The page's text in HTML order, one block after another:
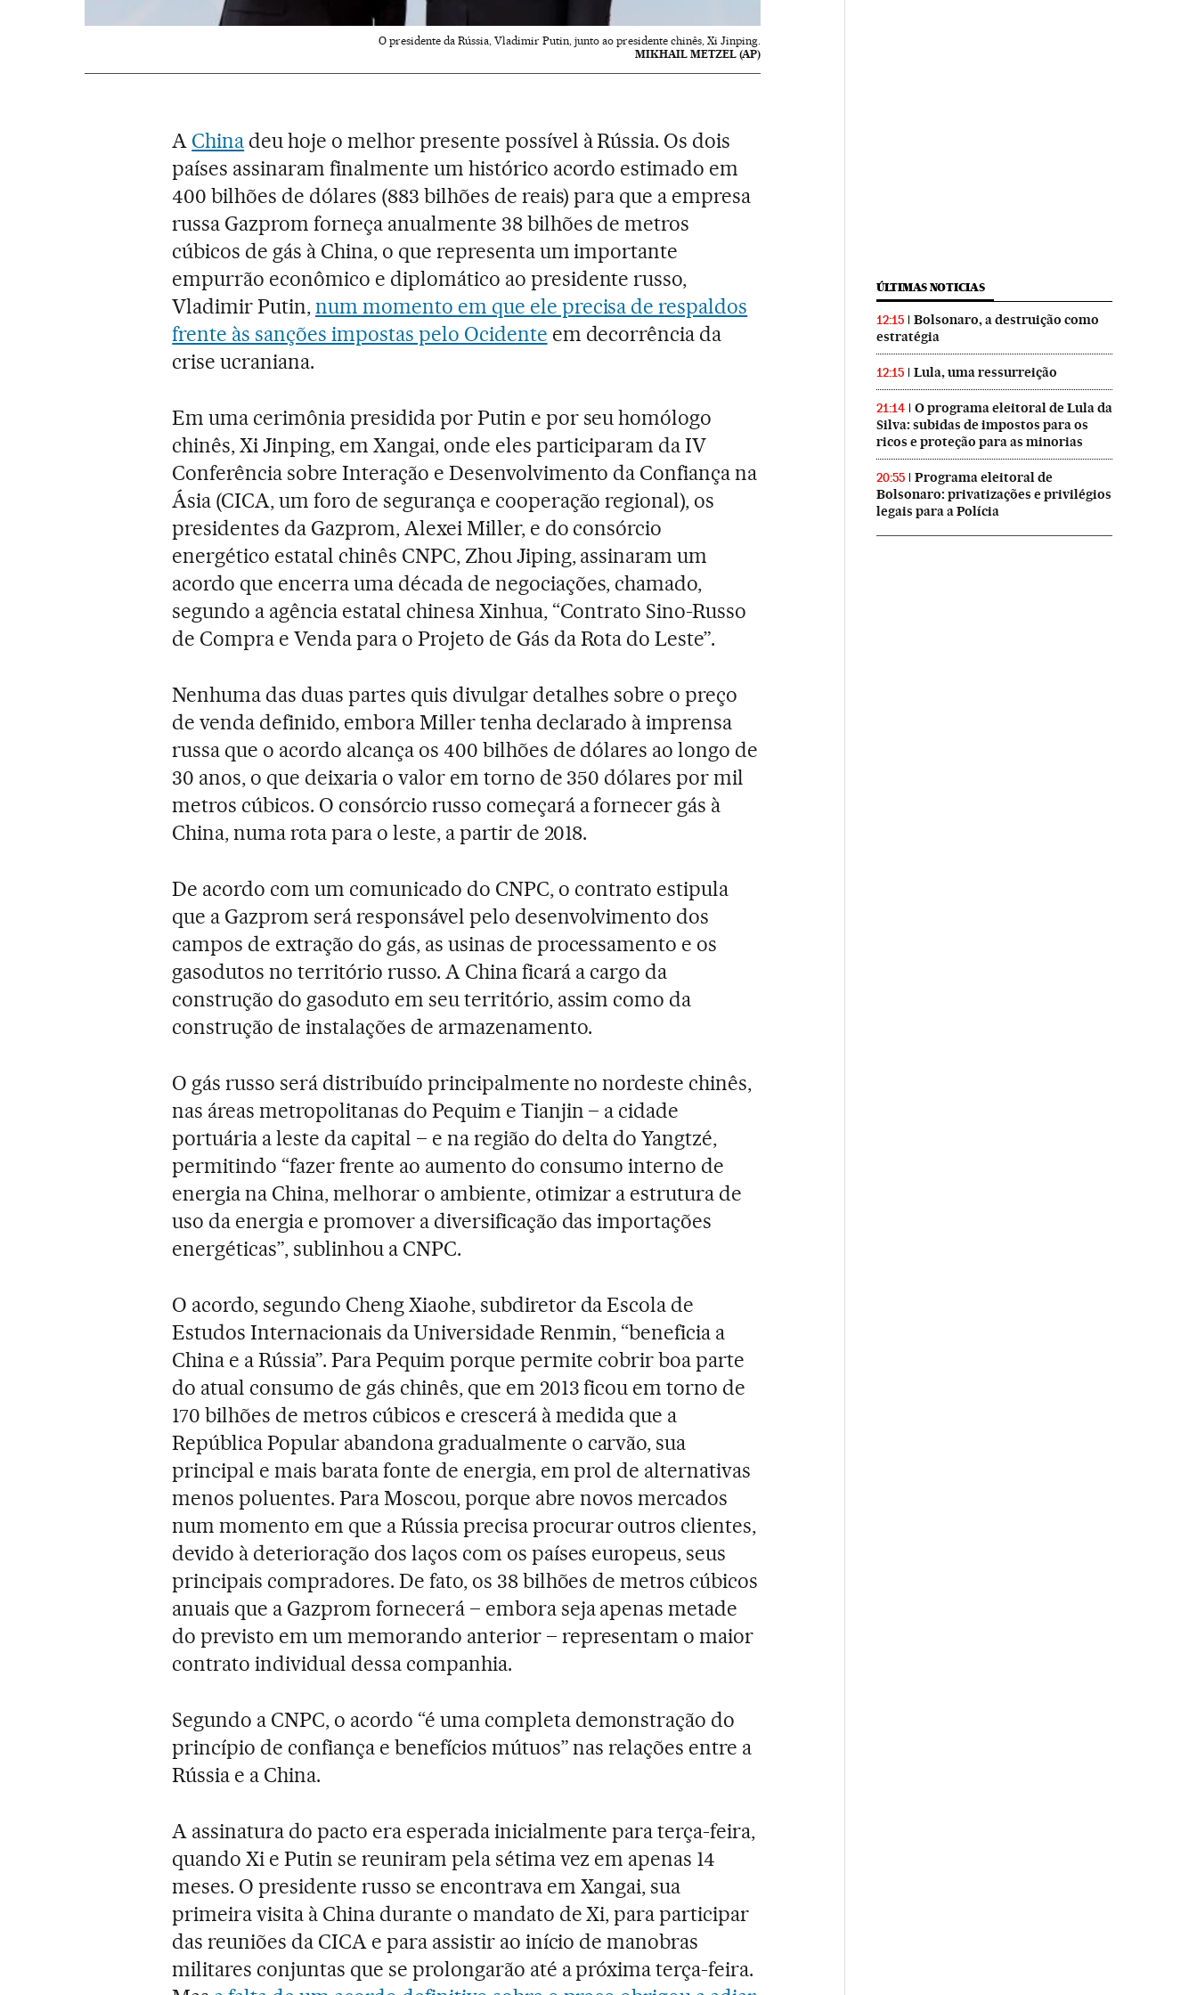
O presidente da Rússia, Vladimir Putin, junto ao presidente chinês, Xi Jinping.
MIKHAIL METZEL (AP)
A China deu hoje o melhor presente possível à Rússia. Os dois
países assinaram finalmente um histórico acordo estimado em
400 bilhões de dólares (883 bilhões de reais) para que a empresa
russa Gazprom forneça anualmente 38 bilhões de metros
cúbicos de gás à China, o que representa um importante
empurrão econômico e diplomático ao presidente russo,
Vladimir Putin,num momento em que ele precisa de respaldos
frente às sanções impostas pelo Ocidente em decorrência da
crise ucraniana.
Em uma cerimônia presidida por Putin e por seu homólogo
chinês, Xi Jinping, em Xangai, onde eles participaram da IV
Conferência sobre Interação e Desenvolvimento da Confiança na
Ásia (CICA, um foro de segurança e cooperação regional), os
presidentes da Gazprom, Alexei Miller, e do consórcio
energético estatal chinês CNPC, Zhou Jiping, assinaram um
acordo que encerra uma década de negociações, chamado,
segundo a agência estatal chinesa Xinhua, “Contrato Sino-Russo
de Compra e Venda para o Projeto de Gás da Rota do Leste”.
Nenhuma das duas partes quis divulgar detalhes sobre o preço
de venda definido, embora Miller tenha declarado à imprensa
russa que o acordo alcança os 400 bilhões de dólares ao longo de
30 anos, o que deixaria o valor em torno de 350 dólares por mil
metros cúbicos. O consórcio russo começará a fornecer gás à
China, numa rota para o leste, a partir de 2018.
De acordo com um comunicado do CNPC, o contrato estipula
que a Gazprom será responsável pelo desenvolvimento dos
campos de extração do gás, as usinas de processamento e os
gasodutos no território russo. A China ficará a cargo da
construção do gasoduto em seu território, assim como da
construção de instalações de armazenamento.
O gás russo será distribuído principalmente no nordeste chinês,
nas áreas metropolitanas do Pequim e Tianjin – a cidade
portuária a leste da capital – e na região do delta do Yangtzé,
permitindo “fazer frente ao aumento do consumo interno de
energia na China, melhorar o ambiente, otimizar a estrutura de
uso da energia e promover a diversificação das importações
energéticas”, sublinhou a CNPC.
O acordo, segundo Cheng Xiaohe, subdiretor da Escola de
Estudos Internacionais da Universidade Renmin, “beneficia a
China e a Rússia”. Para Pequim porque permite cobrir boa parte
do atual consumo de gás chinês, que em 2013 ficou em torno de
170 bilhões de metros cúbicos e crescerá à medida que a
República Popular abandona gradualmente o carvão, sua
principal e mais barata fonte de energia, em prol de alternativas
menos poluentes. Para Moscou, porque abre novos mercados
num momento em que a Rússia precisa procurar outros clientes,
devido à deterioração dos laços com os países europeus, seus
principais compradores. De fato, os 38 bilhões de metros cúbicos
anuais que a Gazprom fornecerá – embora seja apenas metade
do previsto em um memorando anterior – representam o maior
contrato individual dessa companhia.
Segundo a CNPC, o acordo “é uma completa demonstração do
princípio de confiança e benefícios mútuos” nas relações entre a
Rússia e a China.
A assinatura do pacto era esperada inicialmente para terça-feira,
quando Xi e Putin se reuniram pela sétima vez em apenas 14
meses. O presidente russo se encontrava em Xangai, sua
primeira visita à China durante o mandato de Xi, para participar
das reuniões da CICA e para assistir ao início de manobras
militares conjuntas que se prolongarão até a próxima terça-feira.
ÚLTIMAS NOTICIAS
12:15
Bolsonaro, a destruição como
estratégia
12:15 Lula, uma ressurreição
21:14
O programa eleitoral de Lula da
Silva: subidas de impostos para os
ricos e proteção para as minorias
20:55
Programa eleitoral de
Bolsonaro: privatizações e privilégios
legais para a Polícia